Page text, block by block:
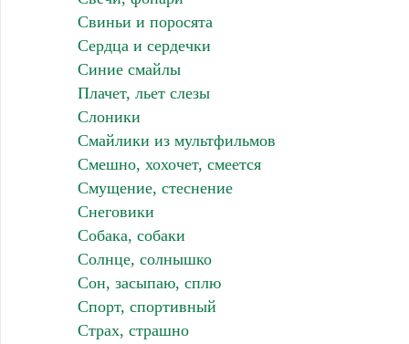
Свиньи и поросята
Сердца и сердечки
Синие смайлы
Плачет, льет слезы
Слоники
Смайлики из мультфильмов
Смешно, хохочет, смеется
Смущение, стеснение
Снеговики
Собака, собаки
Солнце, солнышко
Сон, засыпаю, сплю
Спорт, спортивный
Страх, страшно